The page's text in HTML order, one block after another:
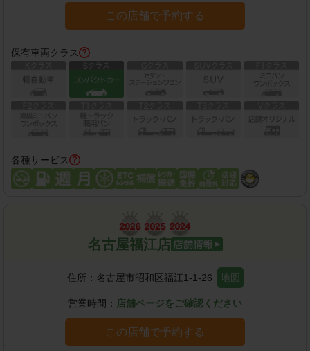
この店舗で予約する
保有車両クラス
各種サービス
名古屋福江店
住所： 名古屋市昭和区福江1-1-26 地図
営業時間： 店舗ページをご確認ください
この店舗で予約する